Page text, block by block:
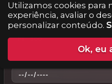
Qtd. de pessoas
Data do evento
Utilizamos cookies para
experiência, avaliar o
personalizar conteúdo.
Ok, eu